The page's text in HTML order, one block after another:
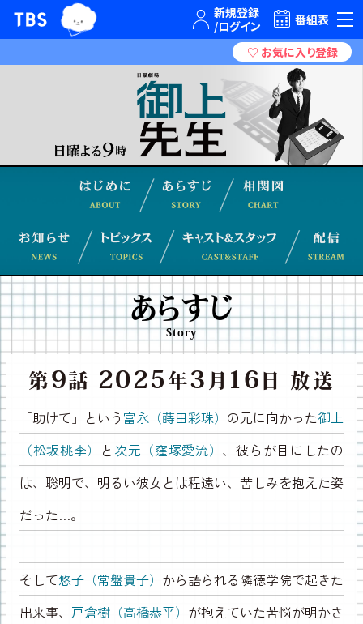
TBSテレビ｜ときめくときを。 番組表
About はじめにStory あらすじ
News お知らせTopics トピックス
あらすじ
Story
第 9話 2025 年3 月 16 日 放送
「助けて」という 富永（蒔田彩珠） の元に向かった御上
（松坂桃李）
と 次元（窪塚愛流） 、彼らが目にしたの
は、聡明で、明るい彼女とは程遠い、苦しみを抱えた姿
だった…。
そして悠子（常盤貴子） から語られる隣徳学院で起きた
出来事、 戸倉樹（高橋恭平） が抱えていた苦悩が明かさ